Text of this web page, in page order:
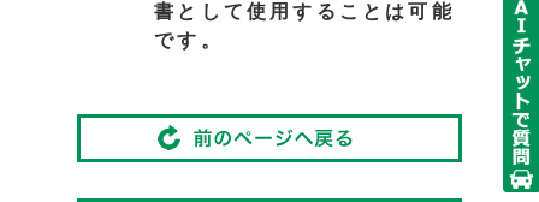
書として使用することは可能
です。